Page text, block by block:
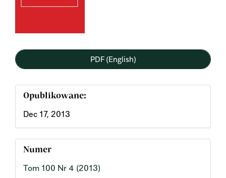
PDF (English)
Opublikowane:
Dec 17, 2013
Numer
Tom 100 Nr 4 (2013)